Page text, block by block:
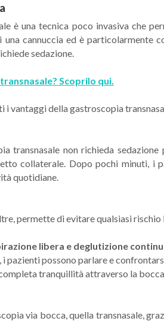
è una tecnica poco invasiva che
cannuccia ed è particolarmente
sedazione.
Scoprilo qui.
i vantaggi della gastroscopia
transnasale non richieda
collaterale. Dopo pochi minuti, i
quotidiane.
permette di evitare qualsiasi
libera e deglutizione
pazienti possono parlare e
tranquillità attraverso la
via bocca, quella transnasale,